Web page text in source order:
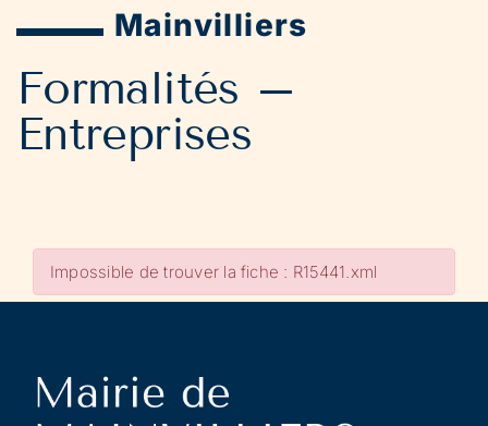
Mainvilliers
Formalités –
Entreprises
Impossible de trouver la fiche : R15441.xml